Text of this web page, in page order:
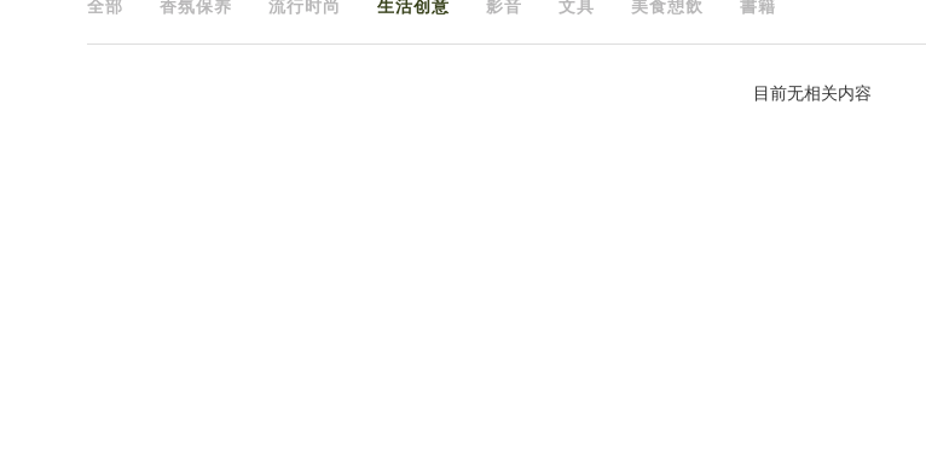
全部 香氛保养 流行时尚 生活创意 影音 文具 美食憩飲 書籍
目前无相关内容